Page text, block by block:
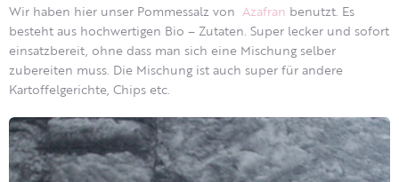
Wir haben hier unser Pommessalz von Azafran benutzt. Es
besteht aus hochwertigen Bio – Zutaten. Super lecker und sofort
einsatzbereit, ohne dass man sich eine Mischung selber
zubereiten muss. Die Mischung ist auch super für andere
Kartoffelgerichte, Chips etc.